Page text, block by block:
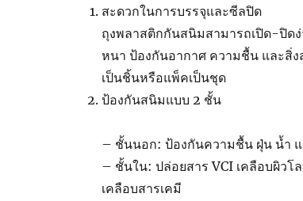
สะดวกในการบรรจุและซีลปิด
ถุงพลาสติกกันสนิมสามารถเปิด-ปิด
หนา ป้องกันอากาศ ความชื้น และสิ่
เป็นชิ้นหรือแพ็คเป็นชุด
ป้องกันสนิมแบบ 2 ชั้น
– ชั้นนอก: ป้องกันความชื้น ฝุ่น น้ำ แ
– ชั้นใน: ปล่อยสาร VCI เคลือบผิว
เคลือบสารเคมี